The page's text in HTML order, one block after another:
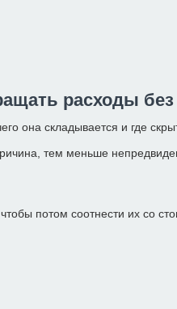
расходы без
она складывается и где
тем меньше
потом соотнести их со